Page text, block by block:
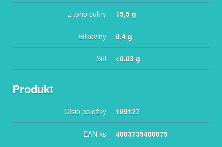
z toho cukry 15,5 g
Bílkoviny 0,4 g
Sůl <0,03 g
Produkt
Číslo položky 109127
EAN ks 4003735480075